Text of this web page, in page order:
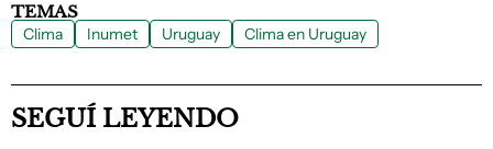
TEMAS
Clima Inumet Uruguay Clima en Uruguay
SEGUÍ LEYENDO